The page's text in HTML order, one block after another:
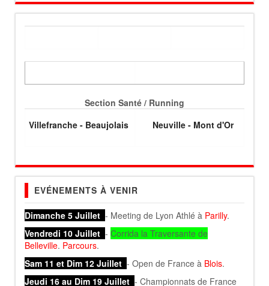
Section Santé / Running
Villefranche - Beaujolais
Neuville - Mont d'Or
EVÉNEMENTS À VENIR
Dimanche 5 Juillet - Meeting de Lyon Athlé à Parilly.
Vendredi 10 Juillet - Corrida la Traversante de
Belleville. Parcours.
Sam 11 et Dim 12 Juillet - Open de France à Blois.
Jeudi 16 au Dim 19 Juillet - Championnats de France